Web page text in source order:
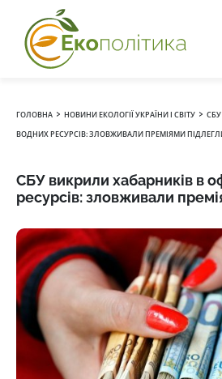
ГОЛОВНА › НОВИНИ ЕКОЛОГІЇ УКРАЇНИ І СВІТУ ›
ВОДНИХ РЕСУРСІВ: ЗЛОВЖИВАЛИ ПРЕМІЯМИ
СБУ викрили хабарників в
ресурсів: зловживали